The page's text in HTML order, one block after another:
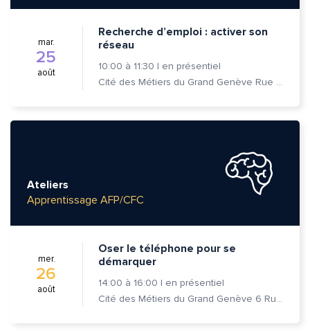
mar.
25
août
Recherche d’emploi : activer son
réseau
10:00 à 11:30 | en présentiel
Cité des Métiers du Grand Genève Rue Prévost-Martin 6 1205 Genève
Ateliers
Apprentissage AFP/CFC
mer.
26
août
Oser le téléphone pour se
démarquer
14:00 à 16:00 | en présentiel
Cité des Métiers du Grand Genève 6 Rue Prévost-Martin 1205 Genève
Message*
Quelle est la pertinence de cette page?
Commentaire*